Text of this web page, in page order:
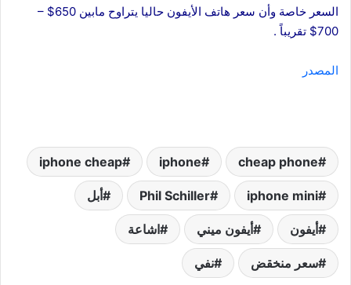
السعر خاصة وأن سعر هاتف الأيفون حاليا يتراوح مابين 650$ –
700$ تقريباً .
المصدر
cheap phone
iphone
iphone cheap
iphone mini
Phil Schiller أبل
أيفون أيفون ميني اشاعة
سعر منخقض نفي